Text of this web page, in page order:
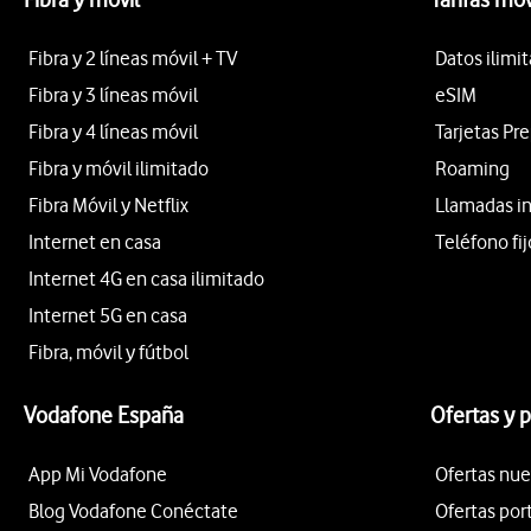
Fibra y 2 líneas móvil + TV
Fibra y 3 líneas móvil
Fibra y 4 líneas móvil
Fibra y móvil ilimitado
Fibra Móvil y Netflix
Internet en casa
Internet 4G en casa ilimitado
Internet 5G en casa
Fibra, móvil y fútbol
Datos
eSIM
Tarjetas
Roaming
Llamadas
Teléfono
Vodafone España
App Mi Vodafone
Blog Vodafone Conéctate
Ofertas y
Ofertas
Ofertas